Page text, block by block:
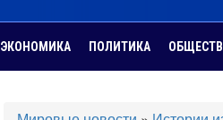
ЭКОНОМИКА ПОЛИТИКА